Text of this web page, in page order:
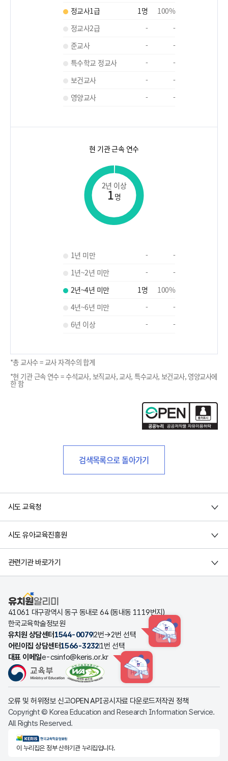
정교사1급
1명 100%
정교사2급
-
-
준교사
-
-
특수학교 정교사
-
-
보건교사
-
-
영양교사
- -
현 기관 근속 연수
2년 이상
1명
1년 미만 -
-
1년~2년 미만
-
-
2년~4년 미만
1명 100%
4년~6년 미만
-
-
6년 이상
- -
*총 교사수 = 교사 자격수의 합계
*현 기관 근속 연수 = 수석교사, 보직교사, 교사, 특수교사, 보건교사, 영양교사에
한 함
검색목록으로 돌아가기
시도 교육청
시도 유아교육진흥원
관련기관 바로가기
유치원알리미
41061 대구광역시 동구 동내로 64 (동내동 1119번지)
한국교육학술정보원
유치원 상담센터 1544-00792번→2번 선택 HINT
어린이집 상담센터1566-32321번 선택
대표 이메일e-csinfo@keris.or.kr
HINT
오류 및 허위정보 신고OPEN API공시자료 다운로드저작권 정책
Copyright © Korea Education and Research Information Service.
All Rights Reserved.
KERIS한국교육학술정보원
이 누리집은 정부 산하기관 누리집입니다.